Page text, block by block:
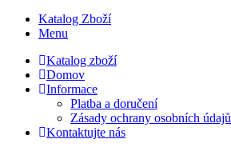
Katalog Zboží
Menu
Katalog zboží
Domov
Informace
Platba a doručení
Zásady ochrany osobních údajů
Kontaktujte nás